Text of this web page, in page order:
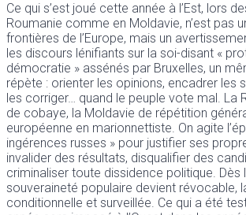
Ce qui s’est joué cette année à l’Est, lors
Roumanie comme en Moldavie, n’est pas
frontières de l’Europe, mais un
les discours lénifiants sur la soi-disant «
démocratie » assénés par Bruxelles, un
répète : orienter les opinions, encadrer les
les corriger… quand le peuple vote mal. La
de cobaye, la Moldavie de répétition
européenne en marionnettiste. On agite
ingérences russes » pour justifier ses
invalider des résultats, disqualifier des
criminaliser toute dissidence politique. Dès
souveraineté populaire devient révocable,
conditionnelle et surveillée. Ce qui a été